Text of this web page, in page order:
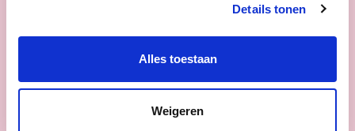
Details tonen
Alles toestaan
Weigeren
Gezinsbond:
Ouderschapsverlof niet